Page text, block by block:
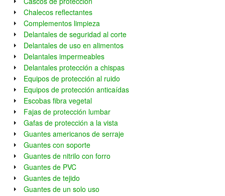
Chalecos reflectantes
Complementos limpieza
Delantales de seguridad al corte
Delantales de uso en alimentos
Delantales impermeables
Delantales protección a chispas
Equipos de protección al ruido
Equipos de protección anticaídas
Escobas fibra vegetal
Fajas de protección lumbar
Gafas de protección a la vista
Guantes americanos de serraje
Guantes con soporte
Guantes de nitrilo con forro
Guantes de PVC
Guantes de tejido
Guantes de un solo uso